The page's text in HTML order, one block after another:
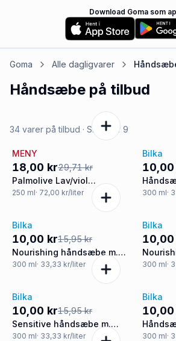
Download Goma som
Goma Alle dagligvarer
Håndsæbe på tilbud
34 varer på tilbud · Side1af 9
-39%
MENY
18,00 kr29,71 kr
Palmolive Lav/viol
Håndsæb
250 ml· 72,00 kr/liter
-37%
Bilka
300 ml·
-37%
Bilka
10,00 kr15,95 kr
Nourishing håndsæbe m.
mandelmælk
300 ml· 33,33 kr/liter
-37%
Bilka
orkidé
300 ml·
-37%
Bilka
10,00 kr15,95 kr
Sensitive håndsæbe m.
aloe vera
300 ml· 33,33 kr/liter
-37%
Bilka
300 ml·